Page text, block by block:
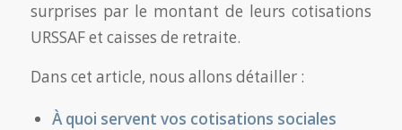
surprises par le montant de leurs cotisations
URSSAF et caisses de retraite.
Dans cet article, nous allons détailler :
À quoi servent vos cotisations sociales